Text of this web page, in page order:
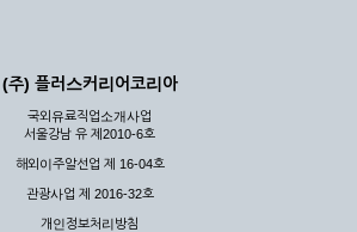
(주) 플러스커리어코리아
국외유료직업소개사업
서울강남 유 제2010-6호
해외이주알선업 제 16-04호
관광사업 제 2016-32호
개인정보처리방침